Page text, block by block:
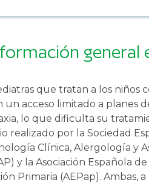
general
que tratan a los niños
un acceso limitado a planes
lo que dificulta su
realizado por la Sociedad
Clínica, Alergología y
y la Asociación Española
Primaria (AEPap). Ambas,